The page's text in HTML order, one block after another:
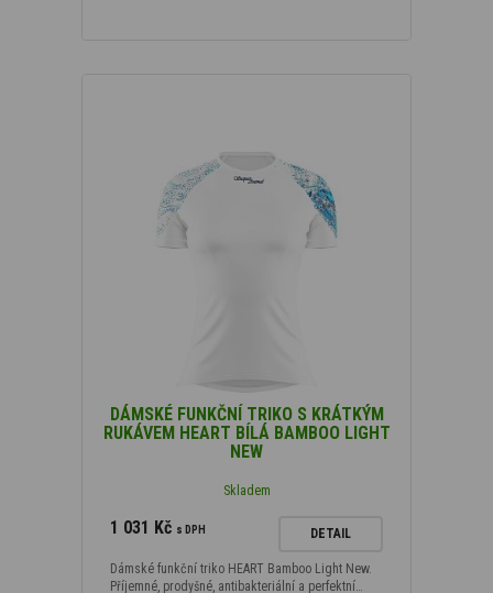
DÁMSKÉ FUNKČNÍ TRIKO S KRÁTKÝM
RUKÁVEM HEART BÍLÁ BAMBOO LIGHT
NEW
Skladem
1 031 Kč s DPH DETAIL
Dámské funkční triko HEART Bamboo Light New.
Příjemné, prodyšné, antibakteriální a perfektní…